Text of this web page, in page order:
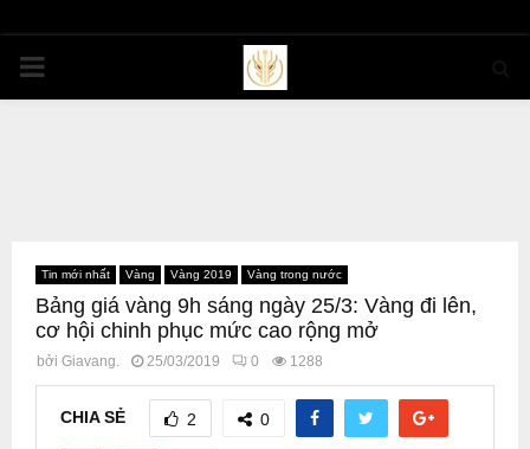
PRIMARY
Tin mới nhất Vàng Vàng 2019 Vàng trong nước
Bảng giá vàng 9h sáng ngày 25/3: Vàng đi lên,
cơ hội chinh phục mức cao rộng mở
bởi Giavang. 25/03/2019 0 1288
CHIA SẺ 2 0